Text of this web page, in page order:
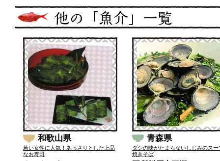
和歌山県
若い女性に人気！あっさりとした上品
なお寿司
青森県
ダシの味がたまらないしじみのスー
焼きそば